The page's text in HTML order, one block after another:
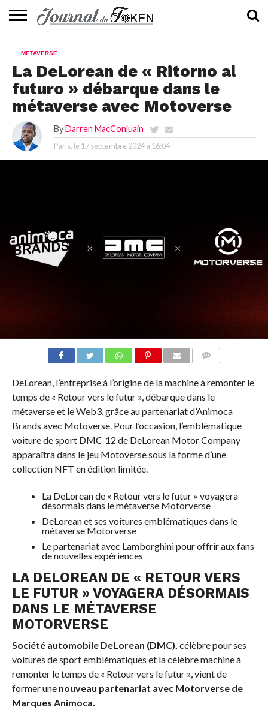
📰
EVALUATION
GUIDE
TENDANCES
À
CONTACTEZ-
METAVERSE
La DeLorean de « Ritorno al
futuro » débarque dans le
métaverse avec Motoverse
By Darren MacConluain
Paris, le 17 septembre 2024 à 16:04
DeLorean, l’entreprise à l’origine de la machine à remonter le
temps de « Retour vers le futur », débarque dans le
métaverse et le Web3, grâce au partenariat d’Animoca
Brands avec Motoverse. Pour l’occasion, l’emblématique
voiture de sport DMC-12 de DeLorean Motor Company
apparaîtra dans le jeu Motoverse sous la forme d’une
collection NFT en édition limitée.
La DeLorean de « Retour vers le futur » voyagera
désormais dans le métaverse Motorverse
DeLorean et ses voitures emblématiques dans le
métaverse Motorverse
Le partenariat avec Lamborghini pour offrir aux fans
de nouvelles expériences
LA DELOREAN DE « RETOUR VERS
LE FUTUR » VOYAGERA DÉSORMAIS
DANS LE MÉTAVERSE
MOTORVERSE
Société automobile DeLorean (DMC), célèbre pour ses
voitures de sport emblématiques et la célèbre machine à
remonter le temps de « Retour vers le futur », vient de
former unenouveau partenariat avec Motorverse de
Marques Animoca.